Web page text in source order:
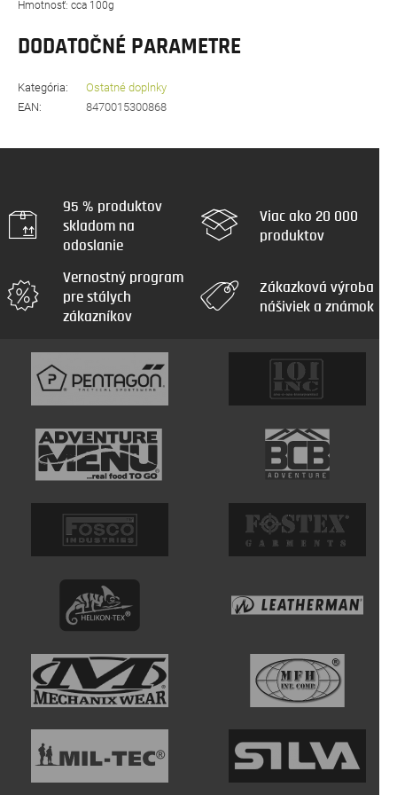
Hmotnosť: cca 100g
DODATOČNÉ PARAMETRE
Kategória:
Ostatné doplnky
EAN: 8470015300868
95 % produktov
skladom na
odoslanie
Viac ako 20 000
produktov
Vernostný program
pre stálych
zákazníkov
Zákazková výroba
nášiviek a známok